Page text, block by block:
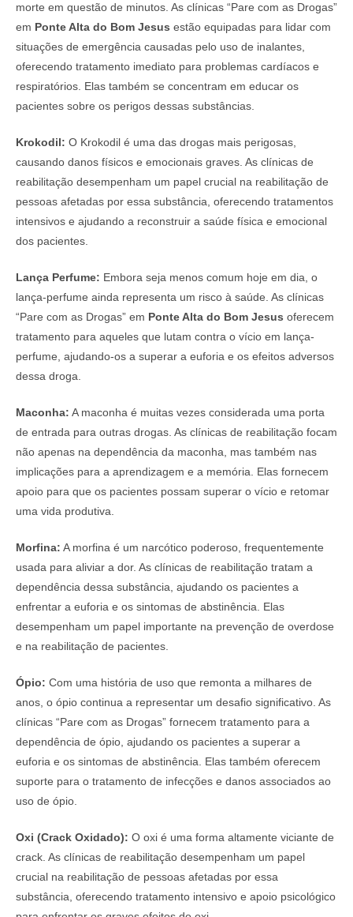
morte em questão de minutos. As clínicas “Pare com as Drogas”
em Ponte Alta do Bom Jesus estão equipadas para lidar com
situações de emergência causadas pelo uso de inalantes,
oferecendo tratamento imediato para problemas cardíacos e
respiratórios. Elas também se concentram em educar os
pacientes sobre os perigos dessas substâncias.
Krokodil: O Krokodil é uma das drogas mais perigosas,
causando danos físicos e emocionais graves. As clínicas de
reabilitação desempenham um papel crucial na reabilitação de
pessoas afetadas por essa substância, oferecendo tratamentos
intensivos e ajudando a reconstruir a saúde física e emocional
dos pacientes.
Lança Perfume: Embora seja menos comum hoje em dia, o
lança-perfume ainda representa um risco à saúde. As clínicas
“Pare com as Drogas” em Ponte Alta do Bom Jesus oferecem
tratamento para aqueles que lutam contra o vício em lança-
perfume, ajudando-os a superar a euforia e os efeitos adversos
dessa droga.
Maconha: A maconha é muitas vezes considerada uma porta
de entrada para outras drogas. As clínicas de reabilitação focam
não apenas na dependência da maconha, mas também nas
implicações para a aprendizagem e a memória. Elas fornecem
apoio para que os pacientes possam superar o vício e retomar
uma vida produtiva.
Morfina: A morfina é um narcótico poderoso, frequentemente
usada para aliviar a dor. As clínicas de reabilitação tratam a
dependência dessa substância, ajudando os pacientes a
enfrentar a euforia e os sintomas de abstinência. Elas
desempenham um papel importante na prevenção de overdose
e na reabilitação de pacientes.
Ópio: Com uma história de uso que remonta a milhares de
anos, o ópio continua a representar um desafio significativo. As
clínicas “Pare com as Drogas” fornecem tratamento para a
dependência de ópio, ajudando os pacientes a superar a
euforia e os sintomas de abstinência. Elas também oferecem
suporte para o tratamento de infecções e danos associados ao
uso de ópio.
Oxi (Crack Oxidado): O oxi é uma forma altamente viciante de
crack. As clínicas de reabilitação desempenham um papel
crucial na reabilitação de pessoas afetadas por essa
substância, oferecendo tratamento intensivo e apoio psicológico